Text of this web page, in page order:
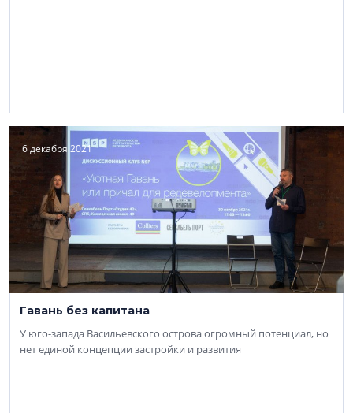
6 декабря 2021
Гавань без капитана
У юго-запада Васильевского острова огромный потенциал, но
нет единой концепции застройки и развития